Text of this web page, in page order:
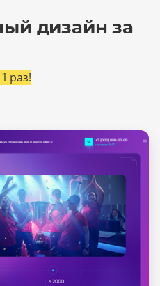
дизайн за
раз!